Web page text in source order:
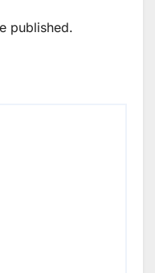
published.